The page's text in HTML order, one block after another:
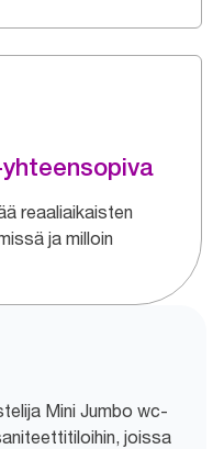
reaaliaikaisten
ja milloin
Mini Jumbo wc-
joissa